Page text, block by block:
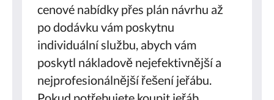
cenové nabídky přes plán návrhu až
po dodávku vám poskytnu
individuální službu, abych vám
poskytl nákladově nejefektivnější a
nejprofesionálnější řešení jeřábu.